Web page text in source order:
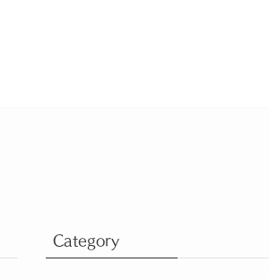
Category